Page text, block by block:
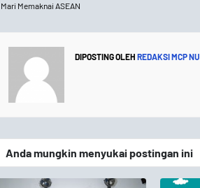
Mari Memaknai ASEAN
DIPOSTING OLEH REDAKSI MCP NU
Anda mungkin menyukai postingan ini